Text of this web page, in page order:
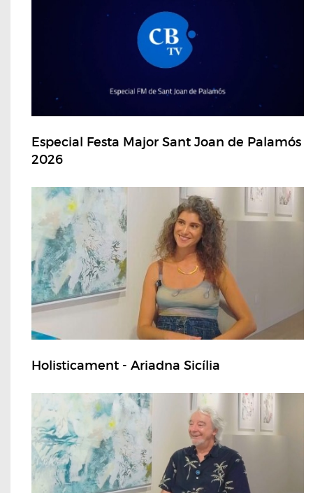
Especial Festa Major Sant Joan de Palamós
2026
Holisticament - Ariadna Sicília